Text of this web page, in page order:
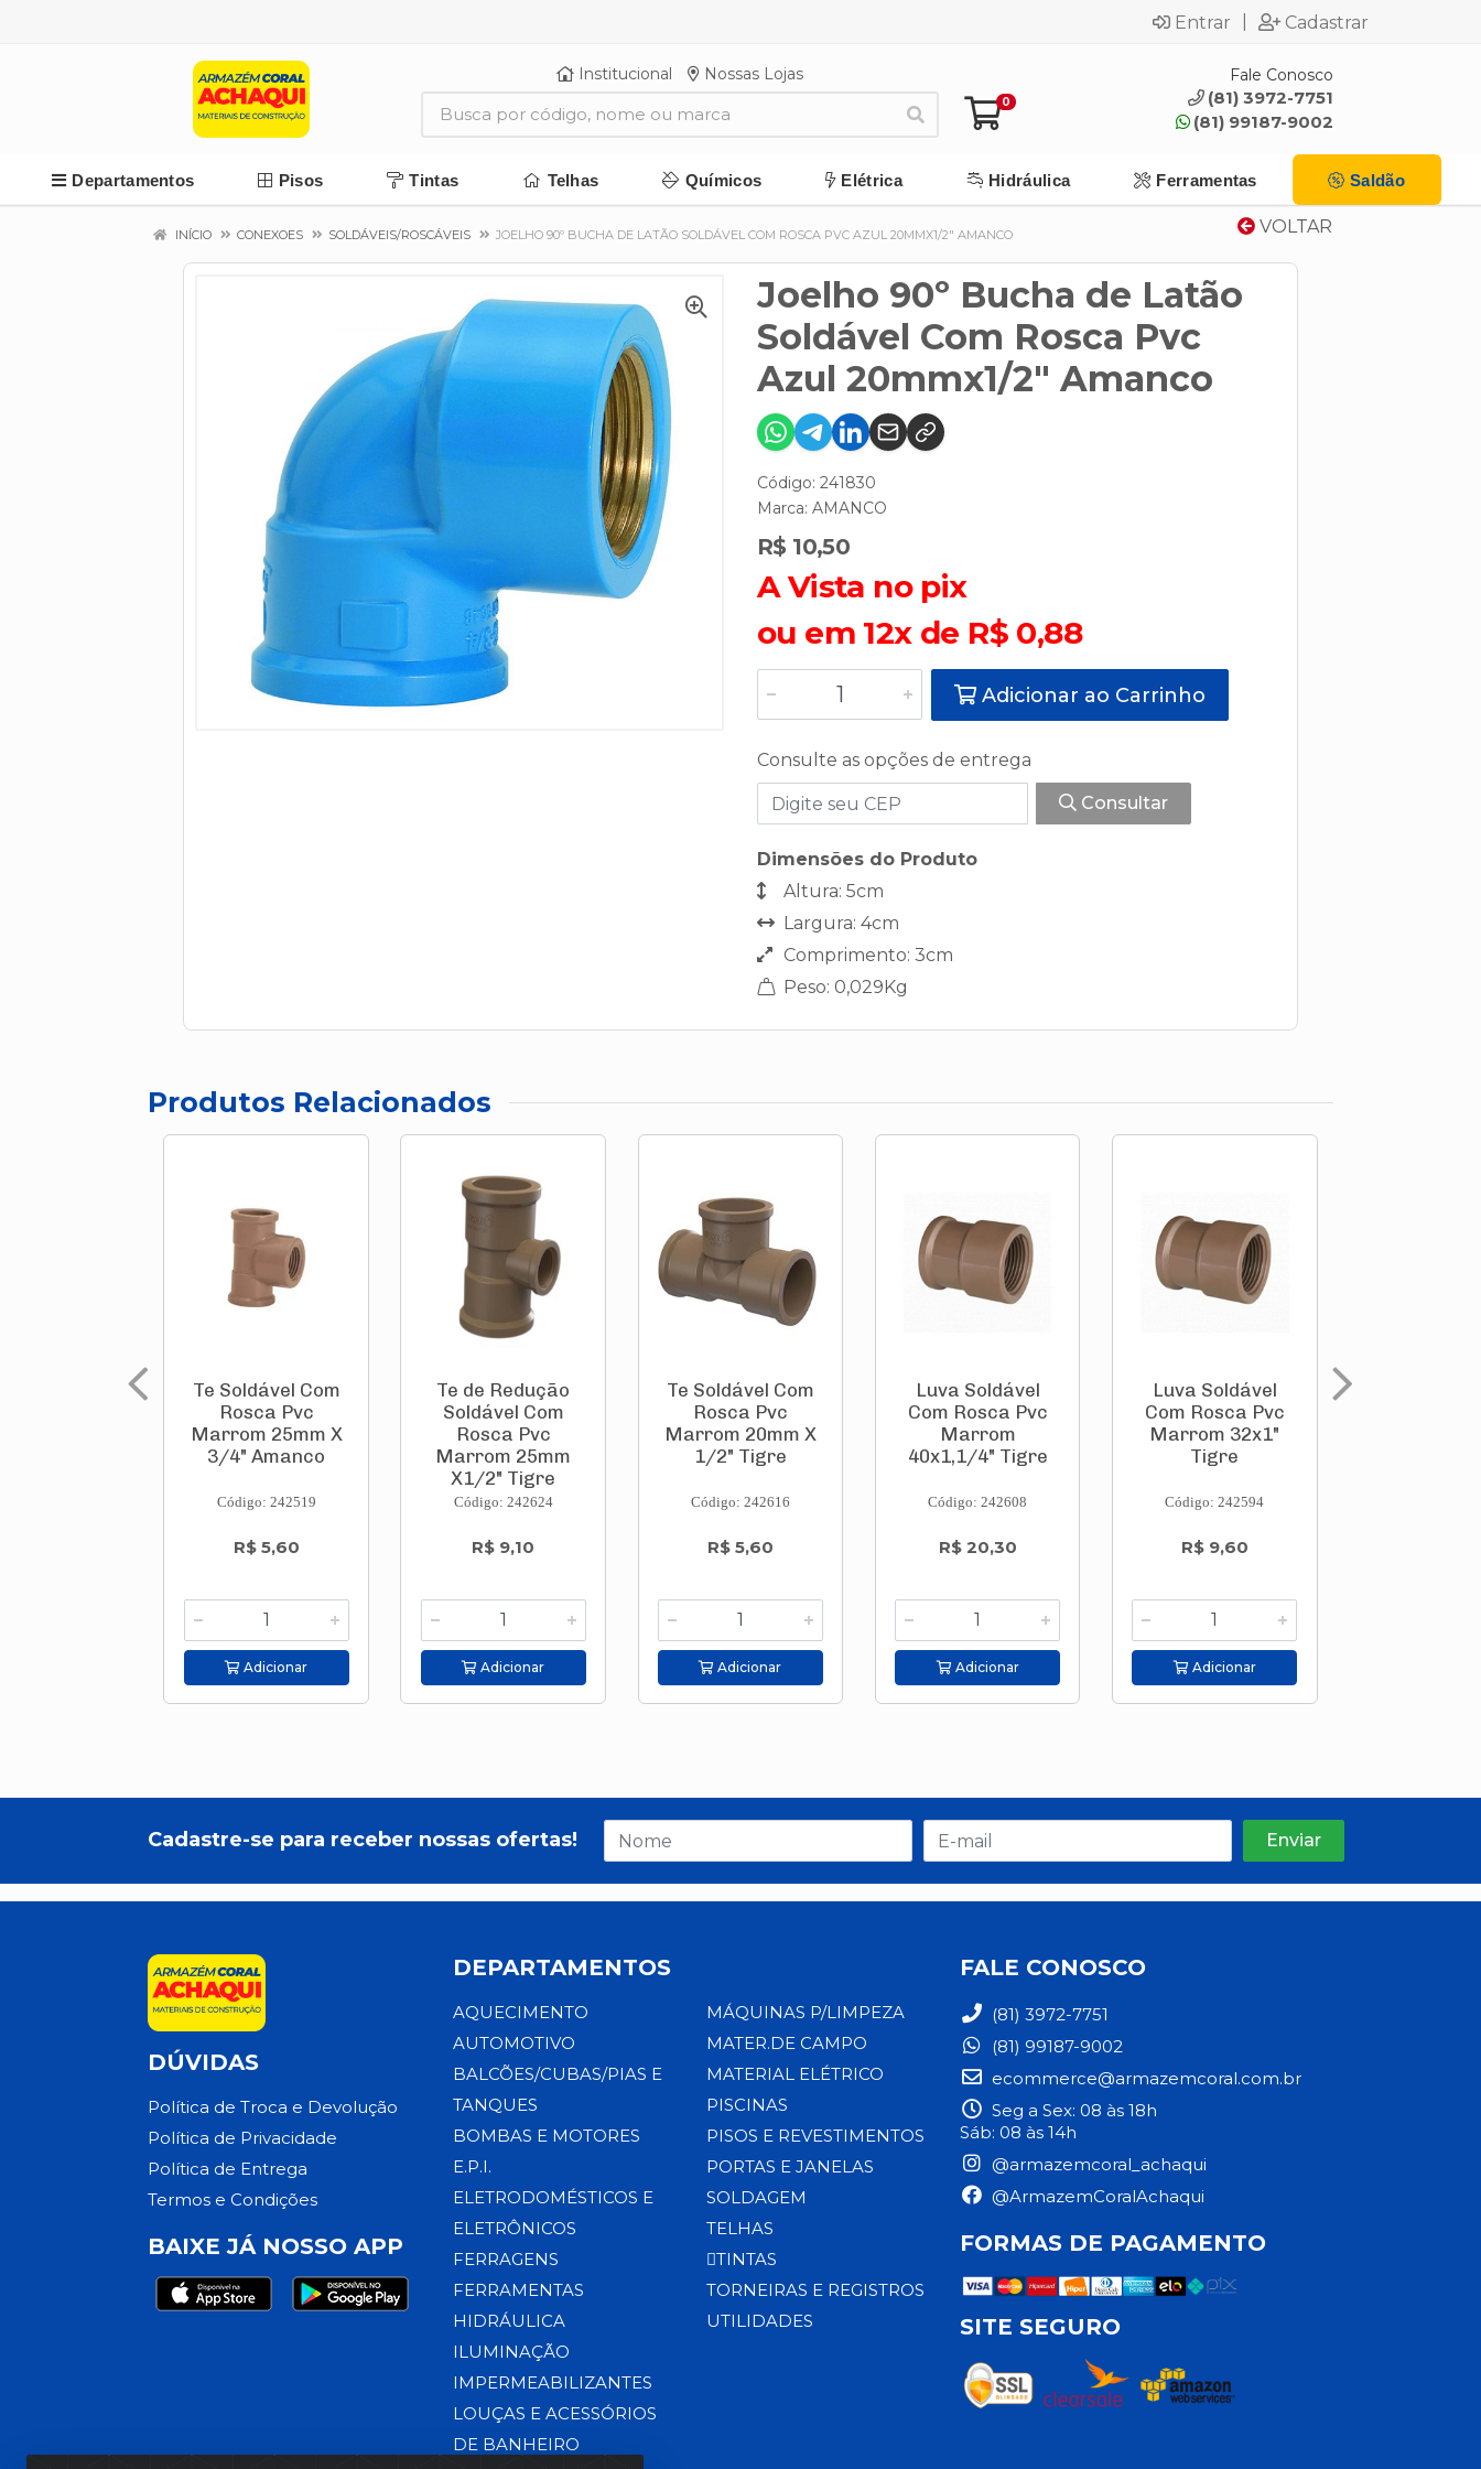
Entrar Cadastrar
Institucional Nossas Lojas
0
Fale Conosco
(81) 3972-7751
(81) 99187-9002
Departamentos Pisos Tintas Telhas Químicos Elétrica Hidráulica Ferramentas Saldão
VOLTAR
INÍCIO CONEXOES SOLDÁVEIS/ROSCÁVEIS JOELHO 90º BUCHA DE LATÃO SOLDÁVEL COM ROSCA PVC AZUL 20MMX1/2" AMANCO
Joelho 90º Bucha de Latão
Soldável Com Rosca Pvc
Azul 20mmx1/2" Amanco
Código: 241830
Marca: AMANCO
R$ 10,50
A Vista no pix
ou em 12x de R$ 0,88
Adicionar ao Carrinho
Consulte as opções de entrega
Consultar
Dimensões do Produto
Altura: 5cm
Largura: 4cm
Comprimento: 3cm
Peso: 0,029Kg
Produtos Relacionados
Te Soldável Com
Rosca Pvc
Marrom 25mm X
3/4" Amanco
Código: 242519
R$ 5,60
Adicionar
Te de Redução
Soldável Com
Rosca Pvc
Marrom 25mm
X1/2" Tigre
Código: 242624
R$ 9,10
Adicionar
Te Soldável Com
Rosca Pvc
Marrom 20mm X
1/2" Tigre
Código: 242616
R$ 5,60
Adicionar
Luva Soldável
Com Rosca Pvc
Marrom
40x1,1/4" Tigre
Código: 242608
R$ 20,30
Adicionar
Luva Soldável
Com Rosca Pvc
Marrom 32x1"
Tigre
Código: 242594
R$ 9,60
Adicionar
Cadastre-se para receber nossas ofertas!
DÚVIDAS
Política de Troca e Devolução
Política de Privacidade
Política de Entrega
Termos e Condições
BAIXE JÁ NOSSO APP
DEPARTAMENTOS
AQUECIMENTO
AUTOMOTIVO
BALCÕES/CUBAS/PIAS E
TANQUES
BOMBAS E MOTORES
E.P.I.
ELETRODOMÉSTICOS E
ELETRÔNICOS
FERRAGENS
FERRAMENTAS
HIDRÁULICA
ILUMINAÇÃO
IMPERMEABILIZANTES
LOUÇAS E ACESSÓRIOS
DE BANHEIRO
MÁQUINAS P/LIMPEZA
MATER.DE CAMPO
MATERIAL ELÉTRICO
PISCINAS
PISOS E REVESTIMENTOS
PORTAS E JANELAS
SOLDAGEM
TELHAS
TINTAS
TORNEIRAS E REGISTROS
UTILIDADES
FALE CONOSCO
(81) 3972-7751
(81) 99187-9002
ecommerce@armazemcoral.com.br
Seg a Sex: 08 às 18h
Sáb: 08 às 14h
@armazemcoral_achaqui
@ArmazemCoralAchaqui
FORMAS DE PAGAMENTO
SITE SEGURO